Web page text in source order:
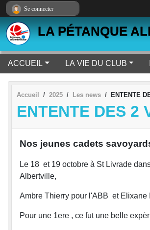
LA PÉTANQUE
ACCUEIL LA VIE DU CLUB
Accueil 2025 Les news ENTENTE
ENTENTE DES 2
Nos jeunes cadets
Le 18 et 19 octobre à St Livrade
Albertville,
Ambre Thierry pour l'ABB et Elixane
Pour une 1ere , ce fut une belle
Se connecter
Panneau de gestion des cookies